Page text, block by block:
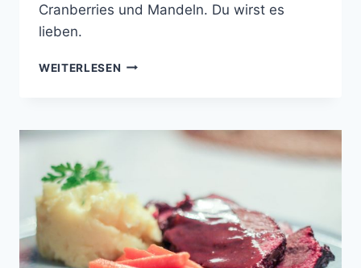
Cranberries und Mandeln. Du wirst es
lieben.
WEITERLESEN RICOTTA-
CRANBERRIES